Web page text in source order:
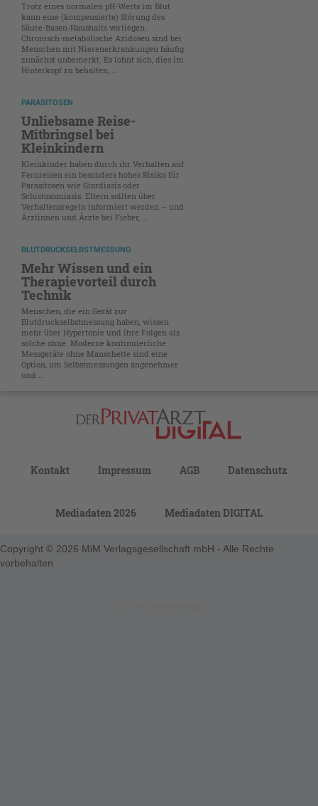
Trotz eines normalen pH-Werts im Blut
kann eine (kompensierte) Störung des
Säure-Basen-Haushalts vorliegen.
Chronisch-metabolische Azidosen sind bei
Menschen mit Nierenerkrankungen häufig
zunächst unbemerkt. Es lohnt sich, dies im
Hinterkopf zu behalten, ...
PARASITOSEN
Unliebsame Reise-
Mitbringsel bei
Kleinkindern
Kleinkinder haben durch ihr Verhalten auf
Fernreisen ein besonders hohes Risiko für
Parasitosen wie Giardiasis oder
Schistosomiasis. Eltern sollten über
Verhaltensregeln informiert werden – und
Ärztinnen und Ärzte bei Fieber, ...
BLUTDRUCKSELBSTMESSUNG
Mehr Wissen und ein
Therapievorteil durch
Technik
Menschen, die ein Gerät zur
Blutdruckselbstmessung haben, wissen
mehr über Hypertonie und ihre Folgen als
solche ohne. Moderne kontinuierliche
Messgeräte ohne Manschette sind eine
Option, um Selbstmessungen angenehmer
und ...
Kontakt Impressum AGB Datenschutz
Mediadaten 2026 Mediadaten DIGITAL
Copyright © 2026 MiM Verlagsgesellschaft mbH - Alle Rechte
vorbehalten